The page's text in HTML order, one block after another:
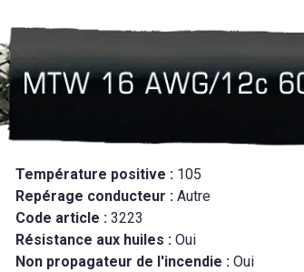
Température positive : 105
Repérage conducteur : Autre
Code article : 3223
Résistance aux huiles : Oui
Non propagateur de l'incendie : Oui